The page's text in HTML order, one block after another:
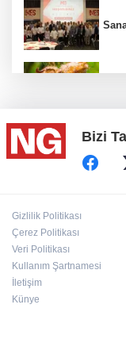
Bizi
Gizlilik Politikası
Çerez Politikası
Veri Politikası
Kullanım Şartnamesi
İletişim
Künye